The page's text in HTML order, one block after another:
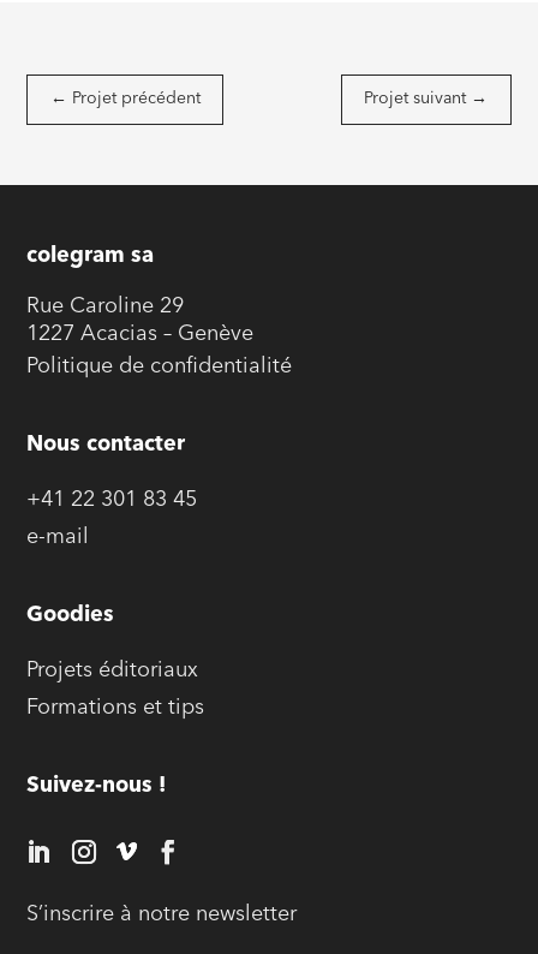
← Projet précédent Projet suivant→
colegram sa
Rue Caroline 29
1227 Acacias – Genève
Politique de confidentialité
Nous contacter
+41 22 301 83 45
e-mail
Goodies
Projets éditoriaux
Formations et tips
Suivez-nous !
S’inscrire à notre newsletter